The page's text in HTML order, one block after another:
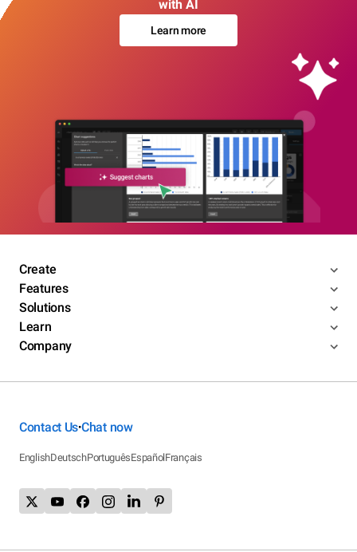
with AI
Learn more
Create
Features
Solutions
Learn
Company
Contact Us•Chat now
EnglishDeutschPortuguêsEspañolFrançais